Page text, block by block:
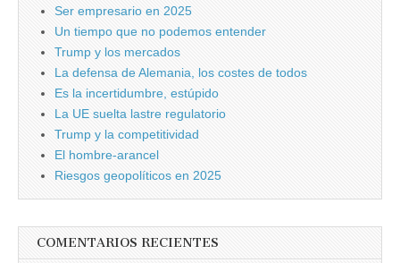
Ser empresario en 2025
Un tiempo que no podemos entender
Trump y los mercados
La defensa de Alemania, los costes de todos
Es la incertidumbre, estúpido
La UE suelta lastre regulatorio
Trump y la competitividad
El hombre-arancel
Riesgos geopolíticos en 2025
COMENTARIOS RECIENTES